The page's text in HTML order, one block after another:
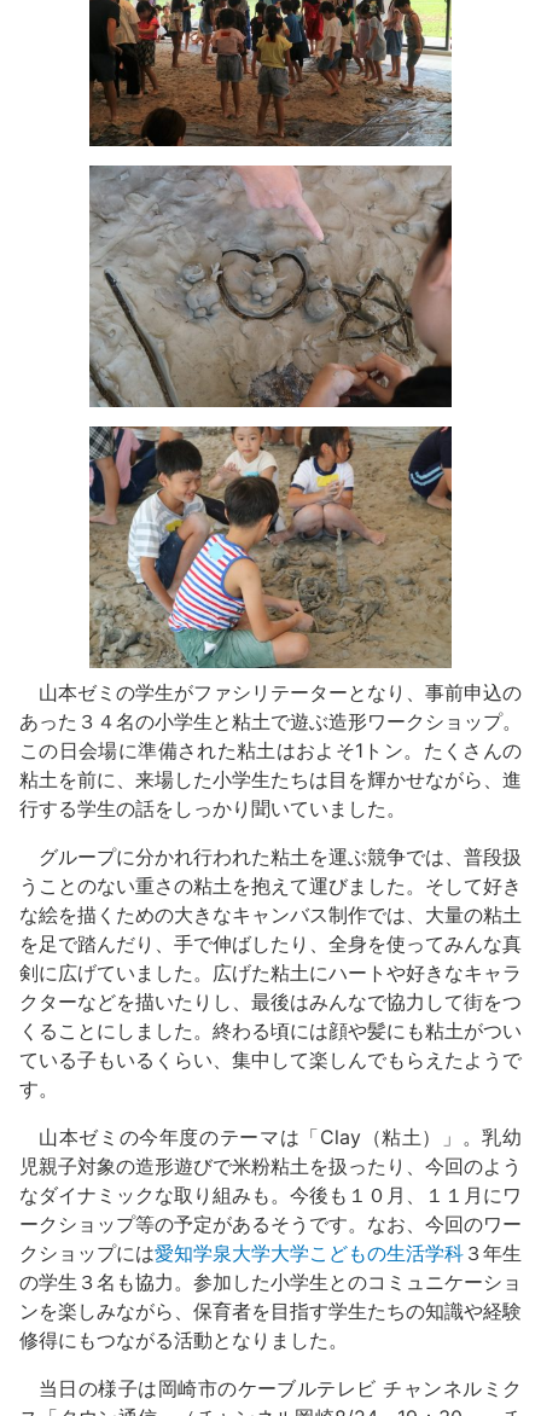
山本ゼミの学生がファシリテーターとなり、事前申込の
あった３４名の小学生と粘土で遊ぶ造形ワークショップ。
この日会場に準備された粘土はおよそ1トン。たくさんの
粘土を前に、来場した小学生たちは目を輝かせながら、進
行する学生の話をしっかり聞いていました。
グループに分かれ行われた粘土を運ぶ競争では、普段扱
うことのない重さの粘土を抱えて運びました。そして好き
な絵を描くための大きなキャンバス制作では、大量の粘土
を足で踏んだり、手で伸ばしたり、全身を使ってみんな真
剣に広げていました。広げた粘土にハートや好きなキャラ
クターなどを描いたりし、最後はみんなで協力して街をつ
くることにしました。終わる頃には顔や髪にも粘土がつい
ている子もいるくらい、集中して楽しんでもらえたようで
す。
山本ゼミの今年度のテーマは「Clay（粘土）」。乳幼
児親子対象の造形遊びで米粉粘土を扱ったり、今回のよう
なダイナミックな取り組みも。今後も１０月、１１月にワ
ークショップ等の予定があるそうです。なお、今回のワー
クショップには愛知学泉大学大学こどもの生活学科 ３年生
の学生３名も協力。参加した小学生とのコミュニケーショ
ンを楽しみながら、保育者を目指す学生たちの知識や経験
修得にもつながる活動となりました。
当日の様子は岡崎市のケーブルテレビ チャンネルミク